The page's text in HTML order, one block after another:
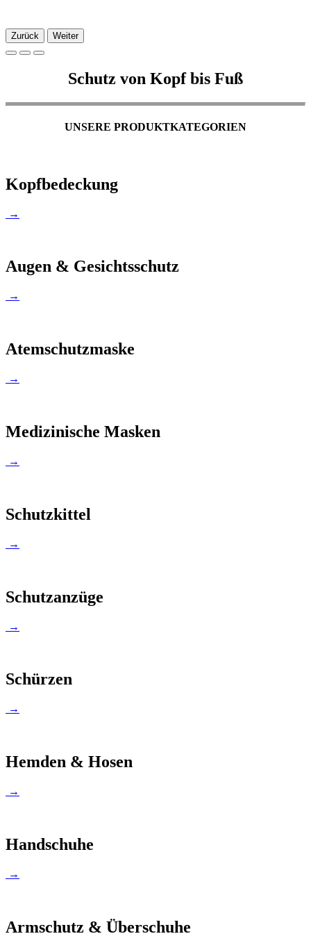
Zurück Weiter
Schutz von Kopf bis Fuß
UNSERE PRODUKTKATEGORIEN
Kopfbedeckung
→
Augen & Gesichtsschutz
→
Atemschutzmaske
→
Medizinische Masken
→
Schutzkittel
→
Schutzanzüge
→
Schürzen
→
Hemden & Hosen
→
Handschuhe
→
Armschutz & Überschuhe